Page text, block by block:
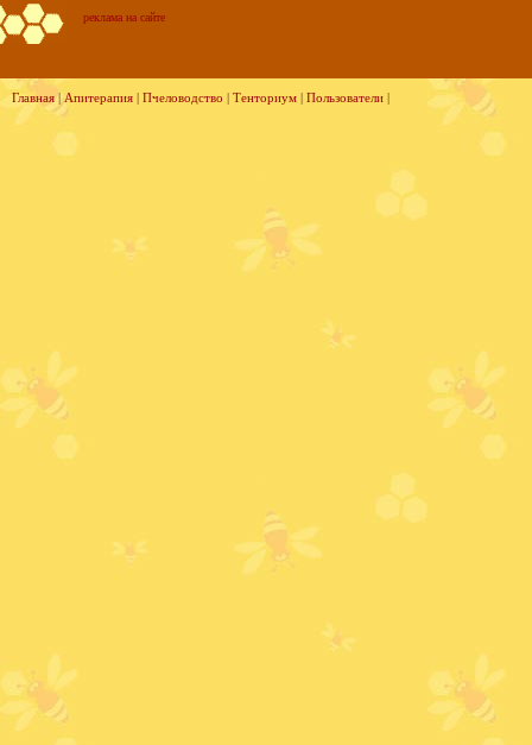
реклама на сайте
Главная| Апитерапия | Пчеловодство | Тенториум | Пользователи |